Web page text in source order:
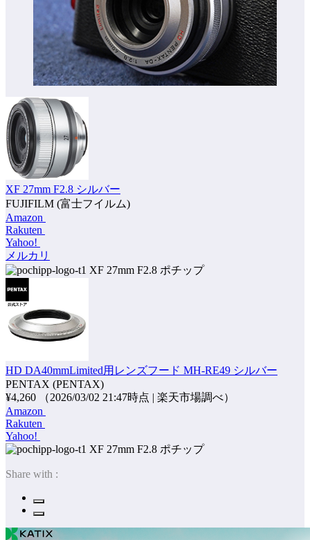
XF 27mm F2.8 シルバー
FUJIFILM (富士フイルム)
Amazon
Rakuten
Yahoo!
メルカリ
ポチップ
HD DA40mmLimited用レンズフード MH-RE49 シルバー
PENTAX (PENTAX)
¥4,260
（2026/03/02 21:47時点 | 楽天市場調べ）
Amazon
Rakuten
Yahoo!
ポチップ
Share with :